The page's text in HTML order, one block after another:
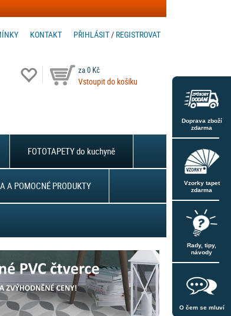
PŘIHLÁSIT/ REGISTROVAT
KONTAKT
za 0 Kč
Vstoupit do košíku
FOTOTAPETY do kuchyně
A POMOCNÉ PRODUKTY
Doprava zboží
zdarma
Vzorky tapet
zdarma
Rady, tipy,
návody
O čem se mluví